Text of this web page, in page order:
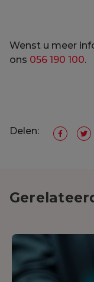
Wenst u meer
ons 056 190 100.
Delen: